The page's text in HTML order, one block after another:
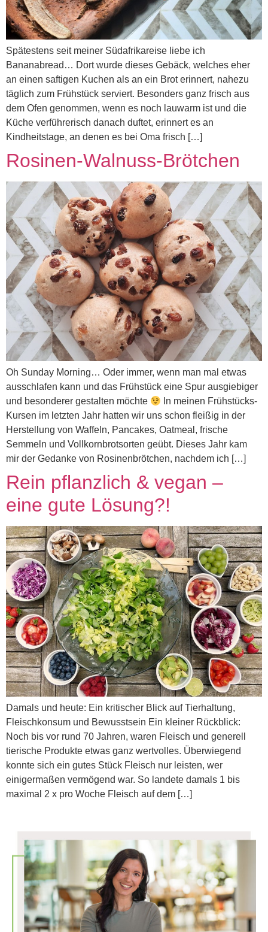
Spätestens seit meiner Südafrikareise liebe ich
Bananabread… Dort wurde dieses Gebäck, welches eher
an einen saftigen Kuchen als an ein Brot erinnert, nahezu
täglich zum Frühstück serviert. Besonders ganz frisch aus
dem Ofen genommen, wenn es noch lauwarm ist und die
Küche verführerisch danach duftet, erinnert es an
Kindheitstage, an denen es bei Oma frisch […]
Rosinen-Walnuss-Brötchen
Oh Sunday Morning… Oder immer, wenn man mal etwas
ausschlafen kann und das Frühstück eine Spur ausgiebiger
und besonderer gestalten möchte
In meinen Frühstücks-
Kursen im letzten Jahr hatten wir uns schon fleißig in der
Herstellung von Waffeln, Pancakes, Oatmeal, frische
Semmeln und Vollkornbrotsorten geübt. Dieses Jahr kam
mir der Gedanke von Rosinenbrötchen, nachdem ich […]
Rein pflanzlich & vegan –
eine gute Lösung?!
Damals und heute: Ein kritischer Blick auf Tierhaltung,
Fleischkonsum und Bewusstsein Ein kleiner Rückblick:
Noch bis vor rund 70 Jahren, waren Fleisch und generell
tierische Produkte etwas ganz wertvolles. Überwiegend
konnte sich ein gutes Stück Fleisch nur leisten, wer
einigermaßen vermögend war. So landete damals 1 bis
maximal 2 x pro Woche Fleisch auf dem […]